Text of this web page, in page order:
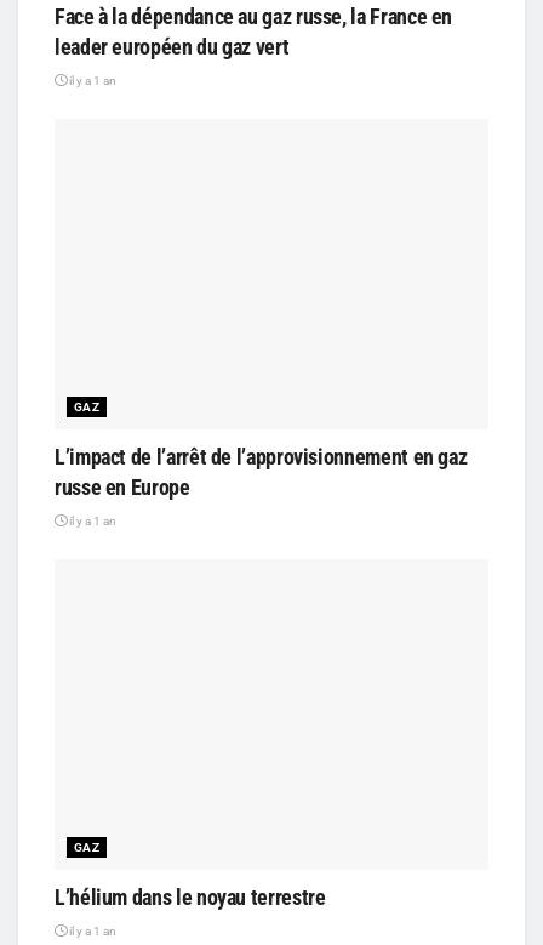
Face à la dépendance au gaz russe, la France en
leader européen du gaz vert
il y a 1 an
GAZ
L’impact de l’arrêt de l’approvisionnement en gaz
russe en Europe
il y a 1 an
GAZ
L’hélium dans le noyau terrestre
il y a 1 an